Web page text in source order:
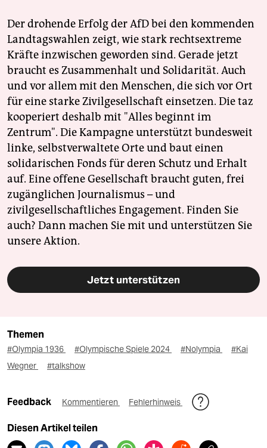
Der drohende Erfolg der AfD bei den kommenden
Landtagswahlen zeigt, wie stark rechtsextreme
Kräfte inzwischen geworden sind. Gerade jetzt
braucht es Zusammenhalt und Solidarität. Auch
und vor allem mit den Menschen, die sich vor Ort
für eine starke Zivilgesellschaft einsetzen. Die taz
kooperiert deshalb mit "Alles beginnt im
Zentrum". Die Kampagne unterstützt bundesweit
linke, selbstverwaltete Orte und baut einen
solidarischen Fonds für deren Schutz und Erhalt
auf. Eine offene Gesellschaft braucht guten, frei
zugänglichen Journalismus – und
zivilgesellschaftliches Engagement. Finden Sie
auch? Dann machen Sie mit und unterstützen Sie
unsere Aktion.
Jetzt unterstützen
Themen
#Olympia 1936 #Olympische Spiele 2024 #Nolympia
#Kai
Wegner
#talkshow
Feedback Kommentieren Fehlerhinweis
Diesen Artikel teilen